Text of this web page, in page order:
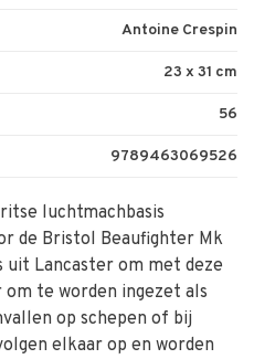
Antoine Crespin
23 x 31 cm
56
9789463069526
luchtmachbasis
de Bristol Beaufighter Mk
uit Lancaster om met deze
te worden ingezet als
op schepen of bij
elkaar op en worden